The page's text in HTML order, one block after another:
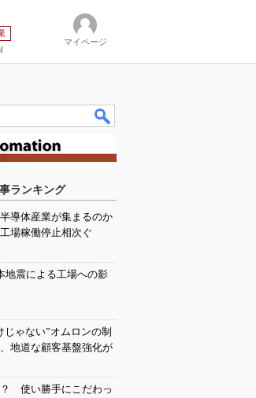
マイページ
ランキング
導体産業が集まるのか
場稼働停止相次ぐ
地震による工場への影
じゃない”オムロンの制
地道な顧客基盤強化が
使い勝手にこだわっ